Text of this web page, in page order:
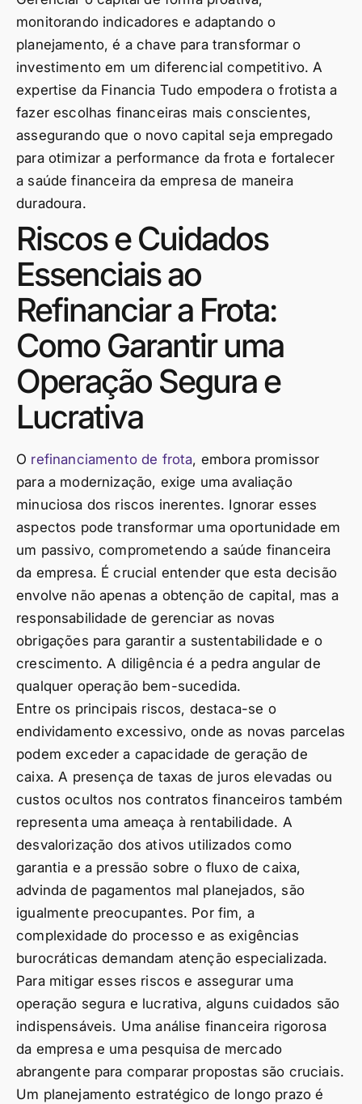
monitorando indicadores e adaptando o
planejamento, é a chave para transformar o
investimento em um diferencial competitivo. A
expertise da Financia Tudo empodera o frotista a
fazer escolhas financeiras mais conscientes,
assegurando que o novo capital seja empregado
para otimizar a performance da frota e fortalecer
a saúde financeira da empresa de maneira
duradoura.
Riscos e Cuidados
Essenciais ao
Refinanciar a Frota:
Como Garantir uma
Operação Segura e
Lucrativa
O refinanciamento de frota, embora promissor
para a modernização, exige uma avaliação
minuciosa dos riscos inerentes. Ignorar esses
aspectos pode transformar uma oportunidade em
um passivo, comprometendo a saúde financeira
da empresa. É crucial entender que esta decisão
envolve não apenas a obtenção de capital, mas a
responsabilidade de gerenciar as novas
obrigações para garantir a sustentabilidade e o
crescimento. A diligência é a pedra angular de
qualquer operação bem-sucedida.
Entre os principais riscos, destaca-se o
endividamento excessivo, onde as novas parcelas
podem exceder a capacidade de geração de
caixa. A presença de taxas de juros elevadas ou
custos ocultos nos contratos financeiros também
representa uma ameaça à rentabilidade. A
desvalorização dos ativos utilizados como
garantia e a pressão sobre o fluxo de caixa,
advinda de pagamentos mal planejados, são
igualmente preocupantes. Por fim, a
complexidade do processo e as exigências
burocráticas demandam atenção especializada.
Para mitigar esses riscos e assegurar uma
operação segura e lucrativa, alguns cuidados são
indispensáveis. Uma análise financeira rigorosa
da empresa e uma pesquisa de mercado
abrangente para comparar propostas são cruciais.
Um planejamento estratégico de longo prazo é